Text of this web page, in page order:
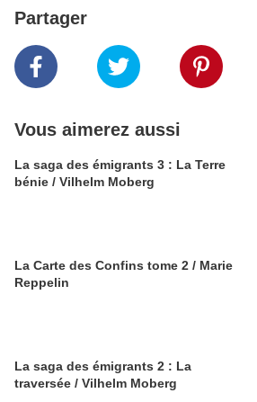
Partager
Vous aimerez aussi
La saga des émigrants 3 : La Terre
bénie / Vilhelm Moberg
La Carte des Confins tome 2 / Marie
Reppelin
La saga des émigrants 2 : La
traversée / Vilhelm Moberg